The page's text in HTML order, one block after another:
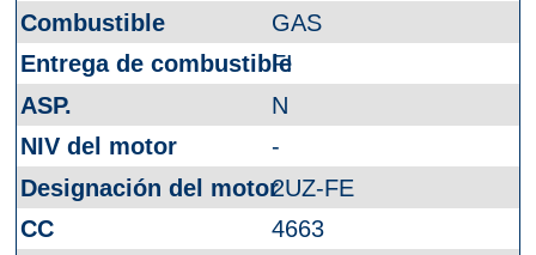
GAS
FI
N
-
2UZ-FE
4663